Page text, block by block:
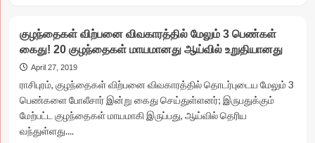
யாரையோ
காப்பாற்ற
சேலத்தில்
பலிகடா?
சந்தேகம்,
சர்ச்சைகளை
கிளப்பிய
குழந்தைகள் விற்பனை விவகாரத்தில் மேலும் 3 பெண்கள்
கைது! 20 குழந்தைகள் மாயமானது ஆய்வில் உறுதியானது
April 27, 2019
ராசிபுரம், குழந்தைகள் விற்பனை விவகாரத்தில் தொடர்புடைய மேலும் 3
பெண்களை போலீசார் இன்று கைது செய்துள்ளனர்; இருபதுக்கும்
மேற்பட்ட குழந்தைகள் மாயமாகி இருப்பது, ஆய்வில் தெரிய
வந்துள்ளது....